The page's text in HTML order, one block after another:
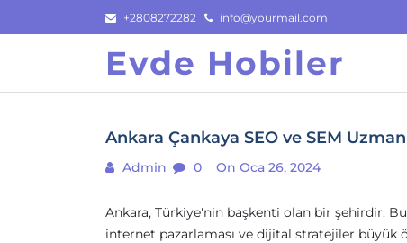
to
+2808272282 info@yourmail.com
Evde Hobiler
Ankara Çankaya SEO ve SEM
Admin 0 On Oca 26, 2024
Ankara, Türkiye'nin başkenti olan bir şehirdir.
internet pazarlaması ve dijital stratejiler büyük